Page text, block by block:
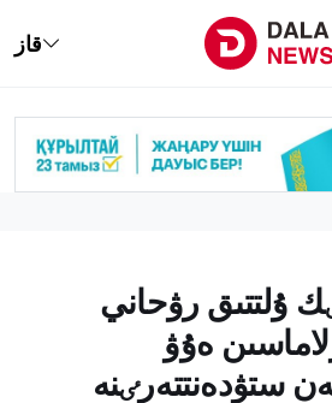
قاز
ۇلتتىق رۋحاني
ەۇۋ
ستۋدەنتتەرٸنە